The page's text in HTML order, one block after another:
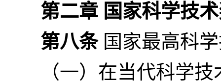
第二章 国家科学技
第八条国家最高科
（一）在当代科学